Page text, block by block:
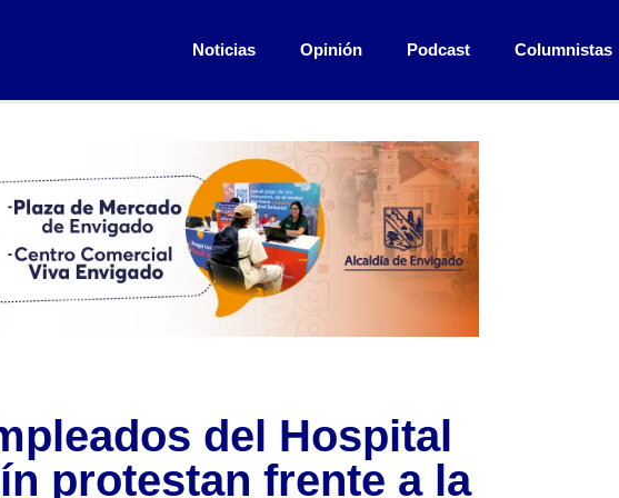
Noticias Opinión Podcast Columnistas
del Hospital
protestan frente a la